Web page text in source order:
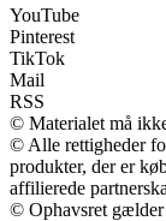
YouTube
Pinterest
TikTok
Mail
RSS
© Materialet må
© Alle rettigheder
produkter, der er
affilierede
© Ophavsret gælder